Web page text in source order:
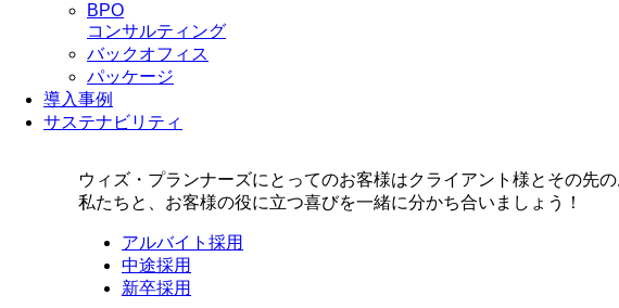
BPO
コンサルティング
バックオフィス
パッケージ
導入事例
サステナビリティ
ウィズ・プランナーズにとってのお客様はクライアント様とその先
私たちと、お客様の役に立つ喜びを一緒に分かち合いましょう！
アルバイト採用
中途採用
新卒採用